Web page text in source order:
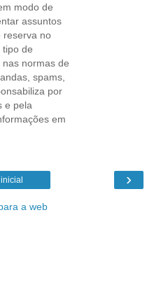
modo de
assuntos
reserva no
de
normas de
spams,
por
e pela
em
›
a web